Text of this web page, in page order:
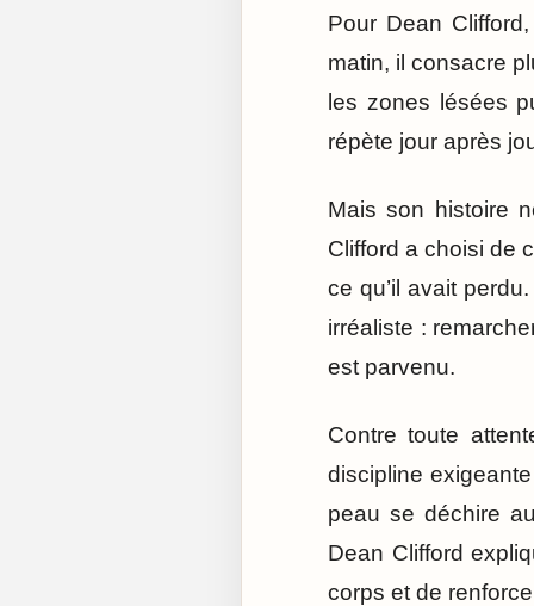
Pour Dean
matin, il consacre
les zones lésées
répète jour après
Mais son histoire
Clifford a choisi de
ce qu’il avait
irréaliste :
est parvenu.
Contre toute
discipline
peau se déchire
Dean Clifford
corps et de